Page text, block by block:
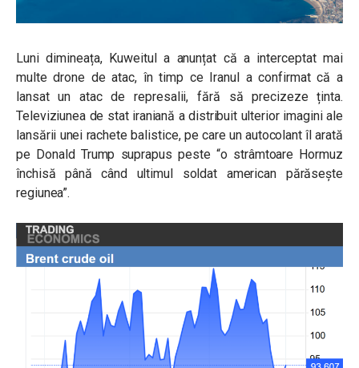
Luni dimineața, Kuweitul a anunțat că a interceptat mai
multe drone de atac, în timp ce Iranul a confirmat că a
lansat un atac de represalii, fără să precizeze ținta.
Televiziunea de stat iraniană a distribuit ulterior imagini ale
lansării unei rachete balistice, pe care un autocolant îl arată
pe Donald Trump suprapus peste “o strâmtoare Hormuz
închisă până când ultimul soldat american părăsește
regiunea”.